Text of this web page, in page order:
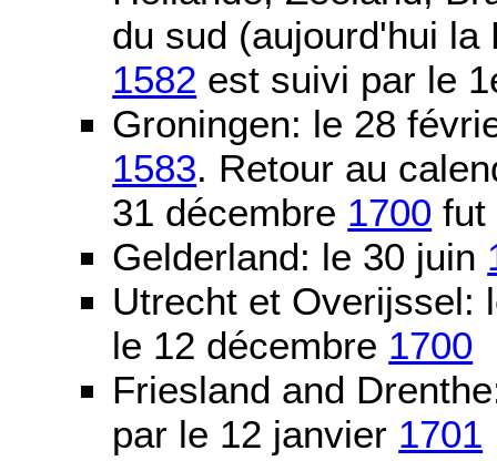
du sud (aujourd'hui la
1582 est suivi par le
Groningen: le 28
1583. Retour au
31 décembre 1700 fut
Gelderland: le 30 juin
Utrecht et Overijssel:
le 12 décembre 1700
Friesland and
par le 12 janvier 1701